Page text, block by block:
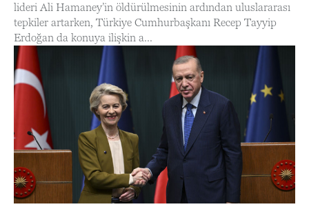
lideri Ali Hamaney’in öldürülmesinin ardından uluslararası
tepkiler artarken, Türkiye Cumhurbaşkanı Recep Tayyip
Erdoğan da konuya ilişkin a...